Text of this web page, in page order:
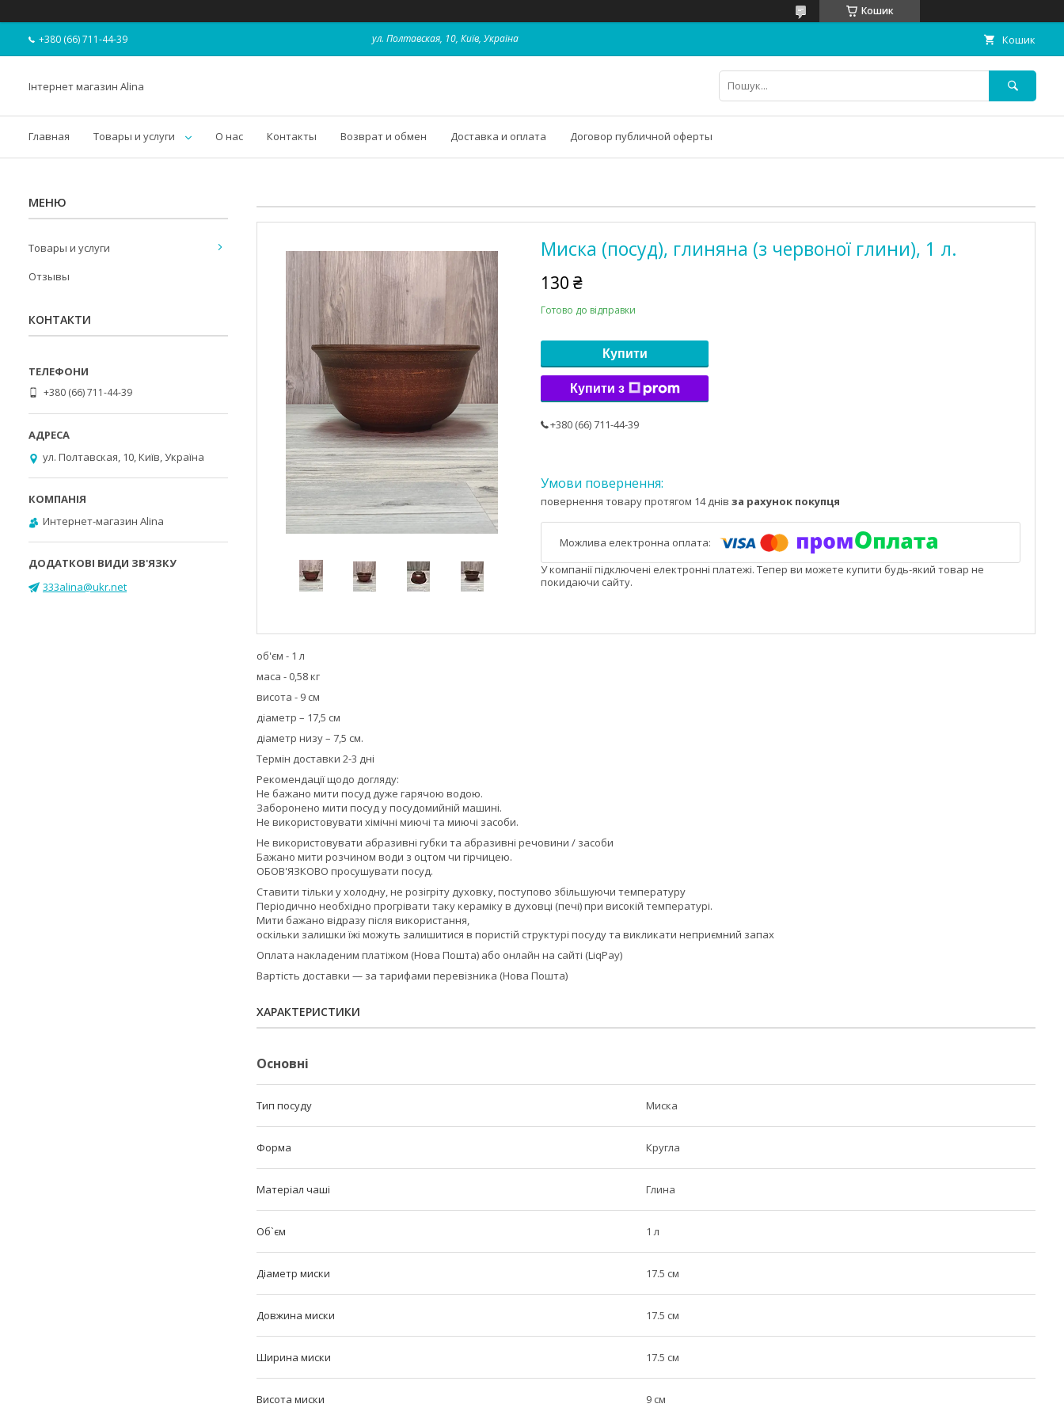
Кошик
+380 (66) 711-44-39 ул. Полтавская, 10, Київ, Україна Кошик
Інтернет магазин Alina
Главная Товары и услуги О нас Контакты Возврат и обмен Доставка и оплата Договор публичной оферты
Миска (посуд), глиняна (з червоної глини), 1 л.
130 ₴
Готово до відправки
Купити
Купити з
+380 (66) 711-44-39
повернення товару протягом 14 днів за рахунок покупця
У компанії підключені електронні платежі. Тепер ви можете купити будь-який товар не
покидаючи сайту.
об'єм - 1 л
маса - 0,58 кг
висота - 9 см
діаметр – 17,5 см
діаметр низу – 7,5 см.
Термін доставки 2-3 дні
Рекомендації щодо догляду:
Не бажано мити посуд дуже гарячою водою.
Заборонено мити посуд у посудомийній машині.
Не використовувати хімічні миючі та миючі засоби.
Не використовувати абразивні губки та абразивні речовини / засоби
Бажано мити розчином води з оцтом чи гірчицею.
ОБОВ'ЯЗКОВО просушувати посуд.
Ставити тільки у холодну, не розігріту духовку, поступово збільшуючи температуру
Періодично необхідно прогрівати таку кераміку в духовці (печі) при високій температурі.
Мити бажано відразу після використання,
оскільки залишки їжі можуть залишитися в пористій структурі посуду та викликати неприємний запах
Оплата накладеним платіжом (Нова Пошта) або онлайн на сайті (LiqPay)
Вартість доставки — за тарифами перевізника (Нова Пошта)
ХАРАКТЕРИСТИКИ
Основні
Тип посуду Миска
Форма Кругла
Матеріал чаші Глина
Об`єм 1 л
Діаметр миски 17.5 см
Довжина миски 17.5 см
Ширина миски 17.5 см
Висота миски 9 см
Товары и услуги
Отзывы
КОНТАКТИ
+380 (66) 711-44-39
ул. Полтавская, 10, Київ, Україна
Интернет-магазин Alina
333alina@ukr.net